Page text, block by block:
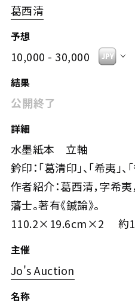
葛西清
予想
10,000 - 30,000
結果
公開終了
詳細
水墨紙本 立軸
鈐印：「葛清印」、「希夷」、
作者紹介：葛西清，字希
藩士。著有《鍼論》。
110.2×19.6cm×2 約1.9
主催
Jo's Auction
名称